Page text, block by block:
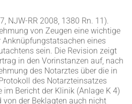
NJW-RR 2008, 1380 Rn. 11).
von Zeugen eine wichtige
Anknüpfungstatsachen eines
sein. Die Revision zeigt
in den Vorinstanzen auf, nach
des Notarztes über die in
des Notarzteinsatzes
im Bericht der Klinik (Anlage K 4)
von der Beklagten auch nicht